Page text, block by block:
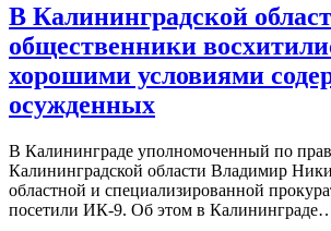
В Калининградской
общественники
хорошими условиями
осужденных
В Калининграде уполномоченный по
Калининградской области Владимир
областной и специализированной
посетили ИК-9. Об этом в